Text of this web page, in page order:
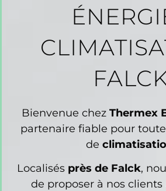
Bienvenue chez Thermex
partenaire fiable pour
de
Localisés près de Falck,
de proposer à nos